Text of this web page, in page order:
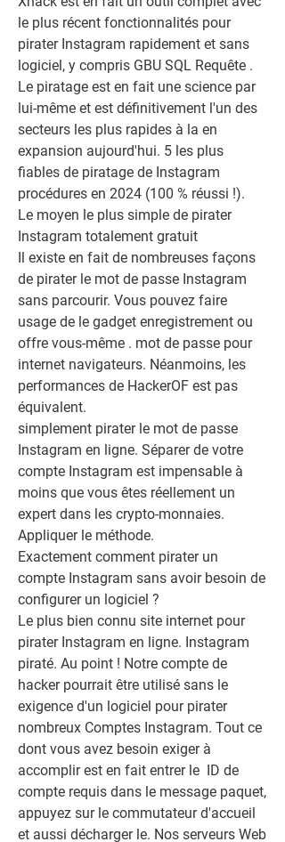
le plus récent fonctionnalités pour
pirater Instagram rapidement et sans
logiciel, y compris GBU SQL Requête .
Le piratage est en fait une science par
lui-même et est définitivement l'un des
secteurs les plus rapides à la en
expansion aujourd'hui. 5 les plus
fiables de piratage de Instagram
procédures en 2024 (100 % réussi !).
Le moyen le plus simple de pirater
Instagram totalement gratuit
Il existe en fait de nombreuses façons
de pirater le mot de passe Instagram
sans parcourir. Vous pouvez faire
usage de le gadget enregistrement ou
offre vous-même . mot de passe pour
internet navigateurs. Néanmoins, les
performances de HackerOF est pas
équivalent.
simplement pirater le mot de passe
Instagram en ligne. Séparer de votre
compte Instagram est impensable à
moins que vous êtes réellement un
expert dans les crypto-monnaies.
Appliquer le méthode.
Exactement comment pirater un
compte Instagram sans avoir besoin de
configurer un logiciel ?
Le plus bien connu site internet pour
pirater Instagram en ligne. Instagram
piraté. Au point ! Notre compte de
hacker pourrait être utilisé sans le
exigence d'un logiciel pour pirater
nombreux Comptes Instagram. Tout ce
dont vous avez besoin exiger à
accomplir est en fait entrer le  ID de
compte requis dans le message paquet,
appuyez sur le commutateur d'accueil
et aussi décharger le. Nos serveurs Web